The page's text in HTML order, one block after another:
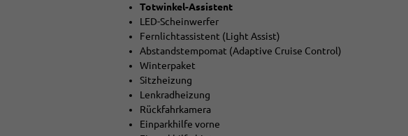
Totwinkel-Assistent
LED-Scheinwerfer
Fernlichtassistent (Light Assist)
Abstandstempomat (Adaptive Cruise Control)
Winterpaket
Sitzheizung
Lenkradheizung
Rückfahrkamera
Einparkhilfe vorne